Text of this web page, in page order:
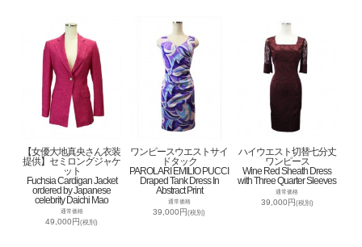
【女優大地真央さん衣装
提供】セミロングジャケ
ット
Fuchsia Cardigan Jacket
ordered by Japanese
celebrity Daichi Mao
通常価格
49,000円(税別)
ワンピースウエストサイ
ドタック
PAROLARI EMILIO PUCCI
Draped Tank Dress In
Abstract Print
通常価格
39,000円(税別)
ハイウエスト切替七分丈
ワンピース
Wine Red Sheath Dress
with Three Quarter Sleeves
通常価格
39,000円(税別)